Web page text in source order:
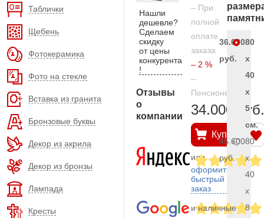
Таблички
Щебень
Фотокерамика
Фото на стекле
Вставка из гранита
Бронзовые буквы
Декор из акрила
Декор из бронзы
Лампада
Кресты
Нашли
дешевле?
Сделаем
скидку
от цены
конкурента
!
Отзывы
о
компании
– При
полной
оплате
заказа
– 2 %
–
Пенсионерам
34.000 руб.
Купить
или
оформить
быстрый
заказ
и наличные
36.600
руб.
80
x
40
x
5
см.
45.600
руб.
80
x
40
x
8